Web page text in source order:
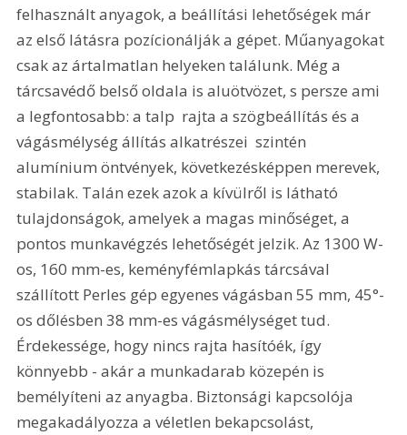
felhasznált anyagok, a beállítási lehetőségek már
az első látásra pozícionálják a gépet. Műanyagokat
csak az ártalmatlan helyeken találunk. Még a
tárcsavédő belső oldala is aluötvözet, s persze ami
a legfontosabb: a talp  rajta a szögbeállítás és a
vágásmélység állítás alkatrészei  szintén
alumínium öntvények, következésképpen merevek,
stabilak. Talán ezek azok a kívülről is látható
tulajdonságok, amelyek a magas minőséget, a
pontos munkavégzés lehetőségét jelzik. Az 1300 W-
os, 160 mm-es, keményfémlapkás tárcsával
szállított Perles gép egyenes vágásban 55 mm, 45°-
os dőlésben 38 mm-es vágásmélységet tud.
Érdekessége, hogy nincs rajta hasítóék, így
könnyebb - akár a munkadarab közepén is 
bemélyíteni az anyagba. Biztonsági kapcsolója
megakadályozza a véletlen bekapcsolást,